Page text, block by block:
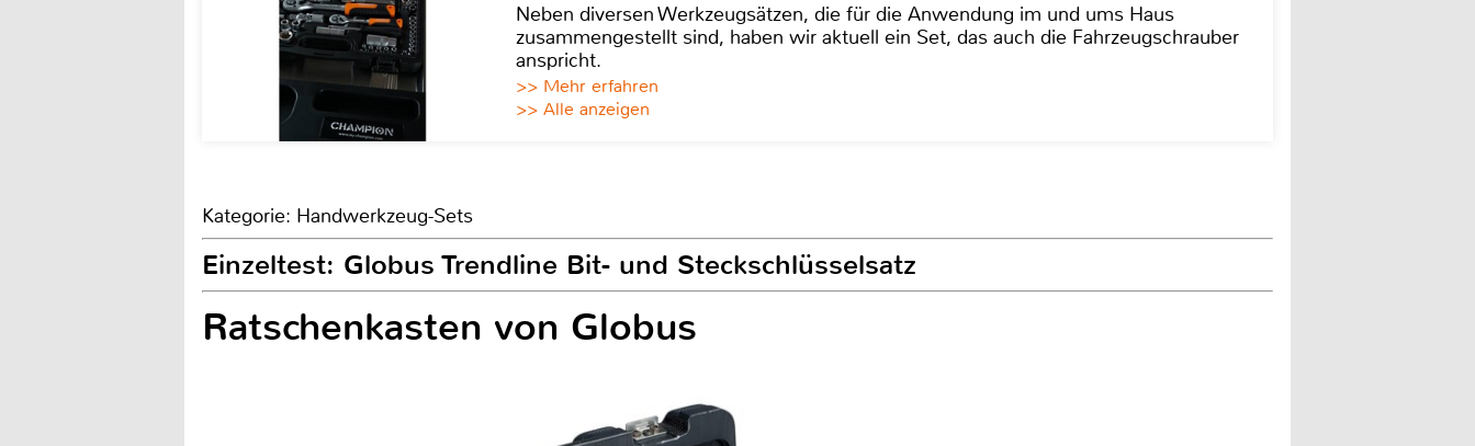
Neben diversen Werkzeugsätzen, die für die Anwendung im und ums Haus
zusammengestellt sind, haben wir aktuell ein Set, das auch die Fahrzeugschrauber
anspricht.
>> Mehr erfahren
>> Alle anzeigen
Kategorie: Handwerkzeug-Sets
Einzeltest: Globus Trendline Bit- und Steckschlüsselsatz
Ratschenkasten von Globus